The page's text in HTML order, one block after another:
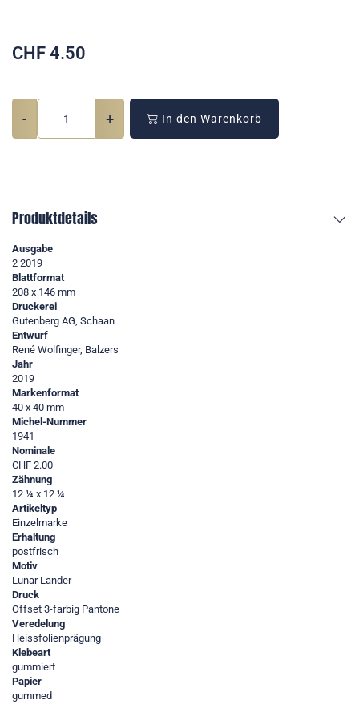
CHF 4.50
- + In den Warenkorb
Produktdetails
Ausgabe
2 2019
Blattformat
208 x 146 mm
Druckerei
Gutenberg AG, Schaan
Entwurf
René Wolfinger, Balzers
Jahr
2019
Markenformat
40 x 40 mm
Michel-Nummer
1941
Nominale
CHF 2.00
Zähnung
12 ¼ x 12 ¼
Artikeltyp
Einzelmarke
Erhaltung
postfrisch
Motiv
Lunar Lander
Druck
Offset 3-farbig Pantone
Veredelung
Heissfolienprägung
Klebeart
gummiert
Papier
gummed